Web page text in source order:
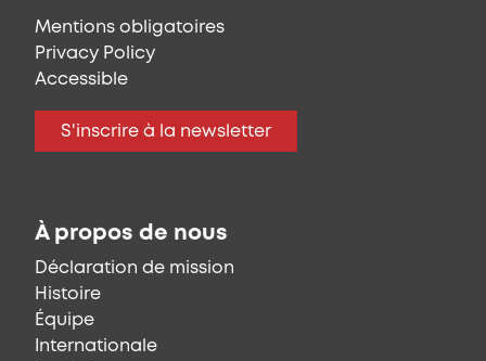
Mentions obligatoires
Privacy Policy
Accessible
S'inscrire à la newsletter
À propos de nous
Déclaration de mission
Histoire
Équipe
Internationale